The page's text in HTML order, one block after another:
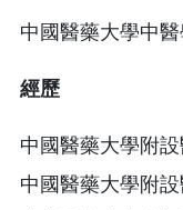
中國醫藥大學中
經歷
中國醫藥大學附
中國醫藥大學附